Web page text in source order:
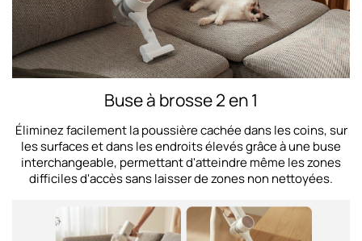
Buse à brosse 2 en 1
Éliminez facilement la poussière cachée dans les coins, sur
les surfaces et dans les endroits élevés grâce à une buse
interchangeable, permettant d'atteindre même les zones
difficiles d'accès sans laisser de zones non nettoyées.